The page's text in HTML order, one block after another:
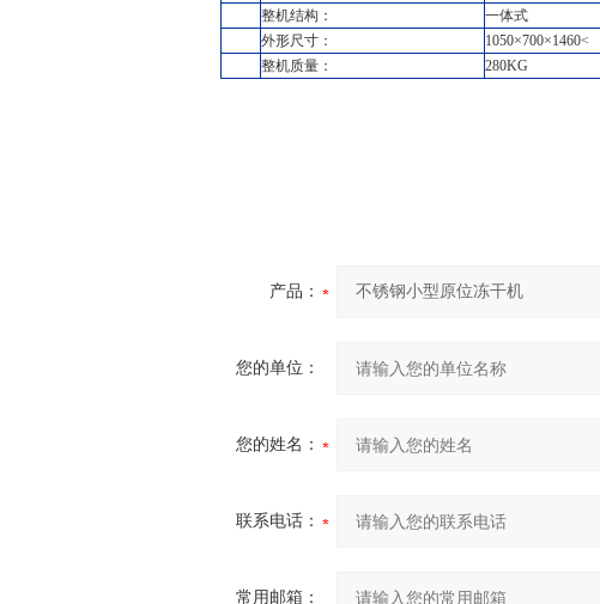
整机结构：
一体式
外形尺寸：
1050×700×1460<
整机质量：
280KG
产品：
您的单位：
您的姓名：
联系电话：
常用邮箱：